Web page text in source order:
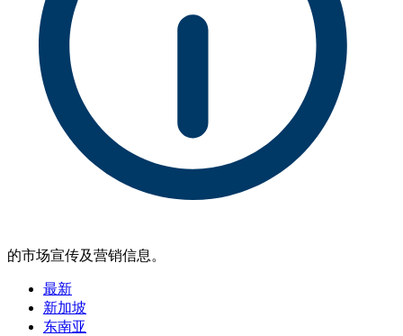
的市场宣传及营销信息。
最新
新加坡
东南亚